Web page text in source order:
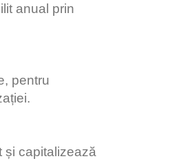
anual prin
pentru
și capitalizează